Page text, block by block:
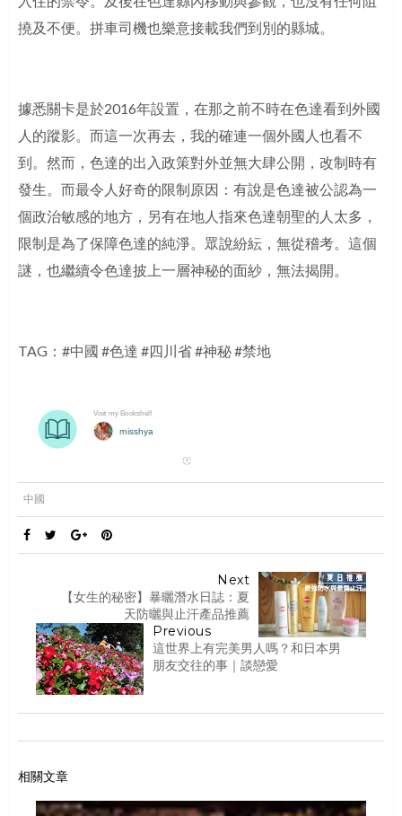
撓及不便。拼車司機也樂意接載我們到別的縣城。
據悉關卡是於2016年設置，在那之前不時在色達看到外國
人的蹤影。而這一次再去，我的確連一個外國人也看不
到。然而，色達的出入政策對外並無大肆公開，改制時有
發生。而最令人好奇的限制原因：有說是色達被公認為一
個政治敏感的地方，另有在地人指來色達朝聖的人太多，
限制是為了保障色達的純淨。眾說紛紜，無從稽考。這個
謎，也繼續令色達披上一層神秘的面紗，無法揭開。
TAG：#中國 #色達 #四川省 #神秘 #禁地
中國
Next
【女生的秘密】暴曬潛水日誌：夏
天防曬與止汗產品推薦
Previous
這世界上有完美男人嗎？和日本男
朋友交往的事｜談戀愛
相關文章